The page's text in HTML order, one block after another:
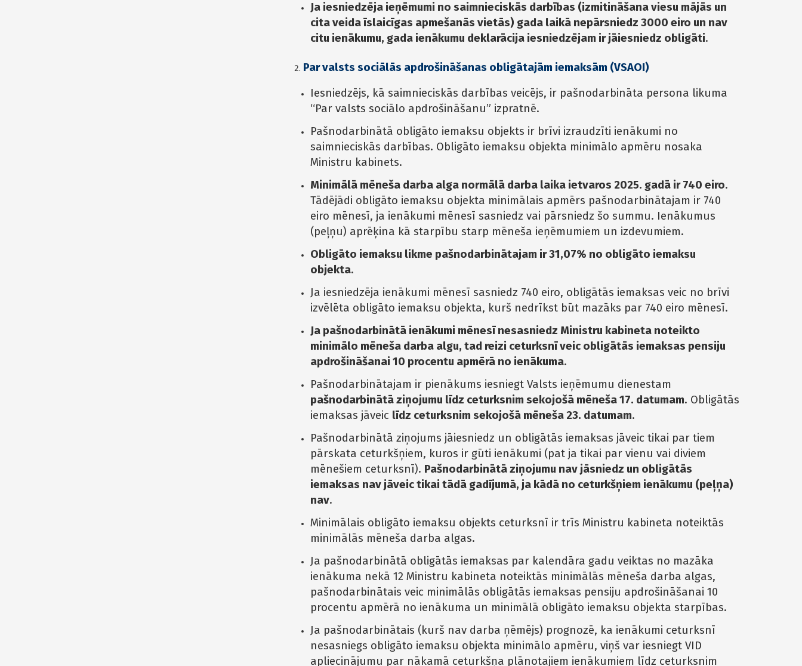
Ja iesniedzēja ieņēmumi no saimnieciskās darbības (izmitināšana viesu mājās un
cita veida īslaicīgas apmešanās vietās) gada laikā nepārsniedz 3000 eiro un nav
citu ienākumu, gada ienākumu deklarācija iesniedzējam ir jāiesniedz obligāti.
Par valsts sociālās apdrošināšanas obligātajām iemaksām (VSAOI)
Iesniedzējs, kā saimnieciskās darbības veicējs, ir pašnodarbināta persona likuma
“Par valsts sociālo apdrošināšanu” izpratnē.
Pašnodarbinātā obligāto iemaksu objekts ir brīvi izraudzīti ienākumi no
saimnieciskās darbības. Obligāto iemaksu objekta minimālo apmēru nosaka
Ministru kabinets.
Minimālā mēneša darba alga normālā darba laika ietvaros 2025. gadā ir 740 eiro.
Tādējādi obligāto iemaksu objekta minimālais apmērs pašnodarbinātajam ir 740
eiro mēnesī, ja ienākumi mēnesī sasniedz vai pārsniedz šo summu. Ienākumus
(peļņu) aprēķina kā starpību starp mēneša ieņēmumiem un izdevumiem.
Obligāto iemaksu likme pašnodarbinātajam ir 31,07% no obligāto iemaksu
objekta.
Ja iesniedzēja ienākumi mēnesī sasniedz 740 eiro, obligātās iemaksas veic no brīvi
izvēlēta obligāto iemaksu objekta, kurš nedrīkst būt mazāks par 740 eiro mēnesī.
Ja pašnodarbinātā ienākumi mēnesī nesasniedz Ministru kabineta noteikto
minimālo mēneša darba algu, tad reizi ceturksnī veic obligātās iemaksas pensiju
apdrošināšanai 10 procentu apmērā no ienākuma.
Pašnodarbinātajam ir pienākums iesniegt Valsts ieņēmumu dienestam
pašnodarbinātā ziņojumu līdz ceturksnim sekojošā mēneša 17. datumam. Obligātās
iemaksas jāveic līdz ceturksnim sekojošā mēneša 23. datumam.
Pašnodarbinātā ziņojums jāiesniedz un obligātās iemaksas jāveic tikai par tiem
pārskata ceturkšņiem, kuros ir gūti ienākumi (pat ja tikai par vienu vai diviem
mēnešiem ceturksnī). Pašnodarbinātā ziņojumu nav jāsniedz un obligātās
iemaksas nav jāveic tikai tādā gadījumā, ja kādā no ceturkšņiem ienākumu (peļņa)
nav.
Minimālais obligāto iemaksu objekts ceturksnī ir trīs Ministru kabineta noteiktās
minimālās mēneša darba algas.
Ja pašnodarbinātā obligātās iemaksas par kalendāra gadu veiktas no mazāka
ienākuma nekā 12 Ministru kabineta noteiktās minimālās mēneša darba algas,
pašnodarbinātais veic minimālās obligātās iemaksas pensiju apdrošināšanai 10
procentu apmērā no ienākuma un minimālā obligāto iemaksu objekta starpības.
Ja pašnodarbinātais (kurš nav darba ņēmējs) prognozē, ka ienākumi ceturksnī
nesasniegs obligāto iemaksu objekta minimālo apmēru, viņš var iesniegt VID
apliecinājumu par nākamā ceturkšņa plānotajiem ienākumiem līdz ceturksnim